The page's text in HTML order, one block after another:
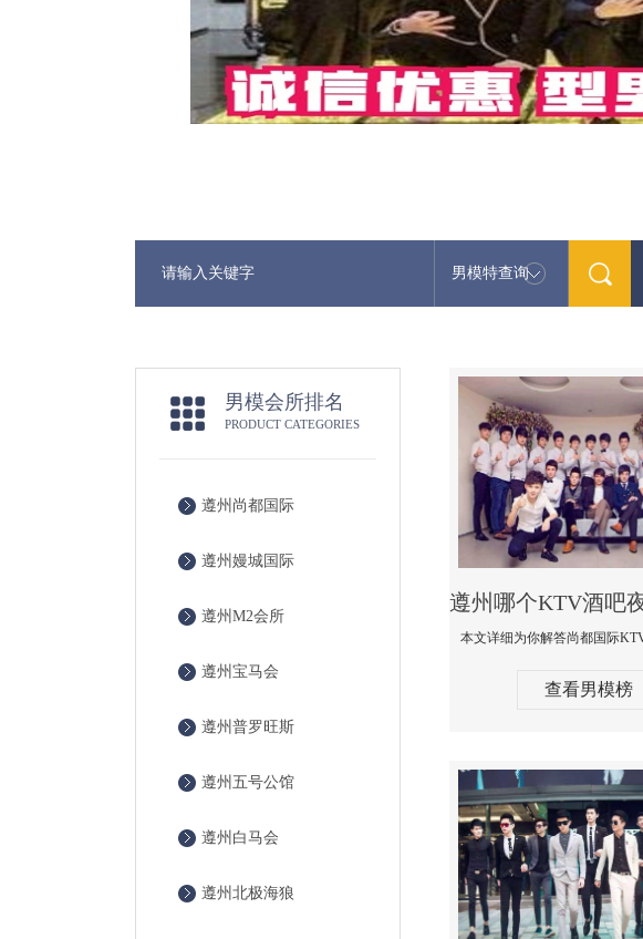
男模特查询 最新男模
男模会所排名
PRODUCT CATEGORIES
遵州尚都国际
遵州嫚城国际
遵州M2会所
遵州宝马会
遵州普罗旺斯
遵州五号公馆
遵州白马会
遵州北极海狼
查看男模榜